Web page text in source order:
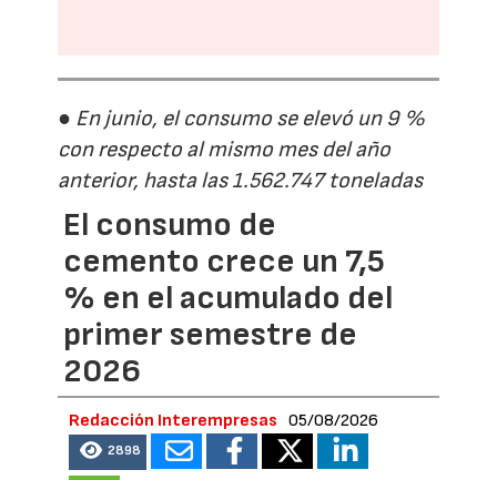
● En junio, el consumo se elevó un 9 %
con respecto al mismo mes del año
anterior, hasta las 1.562.747 toneladas
El consumo de
cemento crece un 7,5
% en el acumulado del
primer semestre de
2026
Redacción Interempresas 05/08/2026
2898